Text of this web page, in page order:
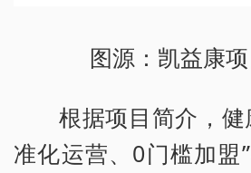
图源：凯益康
根据项目简介，健
准化运营、0门槛加盟